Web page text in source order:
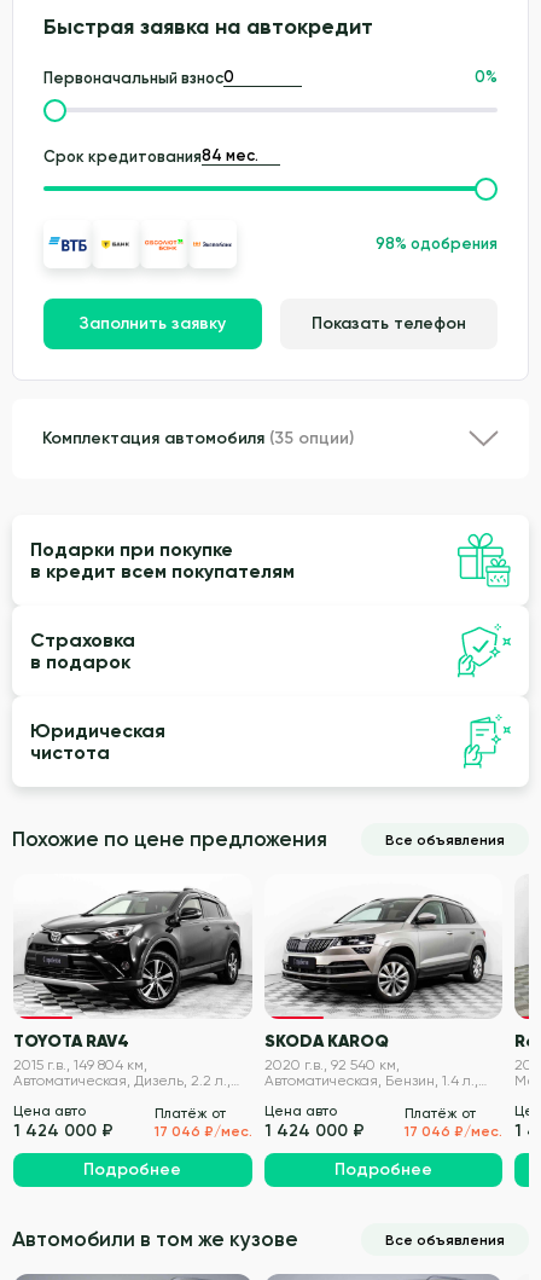
Быстрая заявка на автокредит
Первоначальный взнос 0%
Срок кредитования
98% одобрения
Заполнить заявку Показать телефон
Комплектация автомобиля (35 опции)
Подарки при покупке
в кредит всем покупателям
Страховка
в подарок
Юридическая
чистота
Похожие по цене предложения Все объявления
VIN проверен
TOYOTA RAV4
2015 г.в., 149 804 км,
Автоматическая, Дизель, 2.2 л.,
Цена авто
1 424 000 ₽
Платёж от
17 046 ₽/мес.
Подробнее
VIN проверен
SKODA KAROQ
2020 г.в., 92 540 км,
Автоматическая, Бензин, 1.4 л.,
Цена авто
1 424 000 ₽
Платёж от
17 046 ₽/мес.
Подробнее
1
Автомобили в том же кузове Все объявления